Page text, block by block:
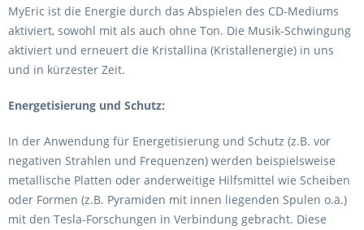
MyEric ist die Energie durch das Abspielen des CD-Mediums
aktiviert, sowohl mit als auch ohne Ton. Die Musik-Schwingung
aktiviert und erneuert die Kristallina (Kristallenergie) in uns
und in kürzester Zeit.
Energetisierung und Schutz:
In der Anwendung für Energetisierung und Schutz (z.B. vor
negativen Strahlen und Frequenzen) werden beispielsweise
metallische Platten oder anderweitige Hilfsmittel wie Scheiben
oder Formen (z.B. Pyramiden mit innen liegenden Spulen o.ä.)
mit den Tesla-Forschungen in Verbindung gebracht. Diese